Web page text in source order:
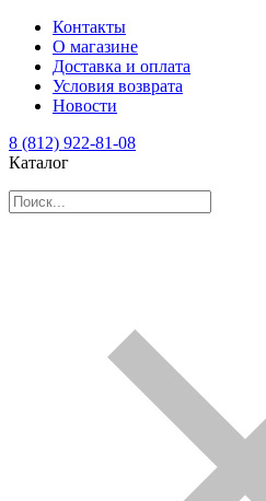
Контакты
О магазине
Доставка и оплата
Условия возврата
Новости
8 (812) 922-81-08
Каталог